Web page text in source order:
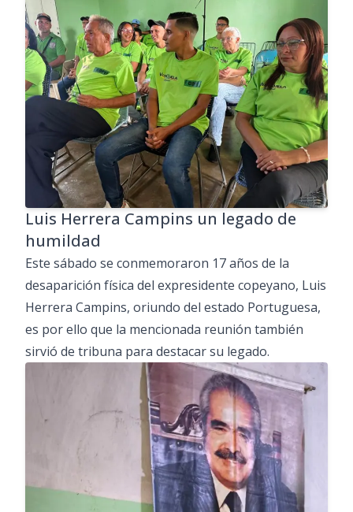
Luis Herrera Campins un legado de
humildad
Este sábado se conmemoraron 17 años de la
desaparición física del expresidente copeyano, Luis
Herrera Campins, oriundo del estado Portuguesa,
es por ello que la mencionada reunión también
sirvió de tribuna para destacar su legado.